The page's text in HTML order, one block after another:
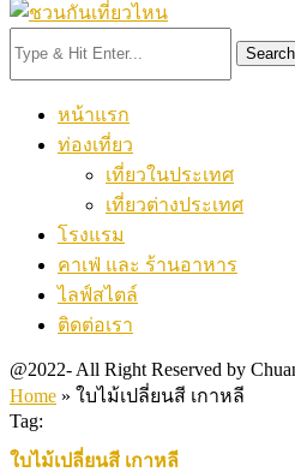
Search
หน้าแรก
ท่องเที่ยว
เที่ยวในประเทศ
เที่ยวต่างประเทศ
โรงแรม
คาเฟ่ และ ร้านอาหาร
ไลฟ์สไตล์
ติดต่อเรา
@2022- All Right Reserved by
Home » ใบไม้เปลี่ยนสี เกาหลี
Tag:
ใบไม้เปลี่ยนสี เกาหลี